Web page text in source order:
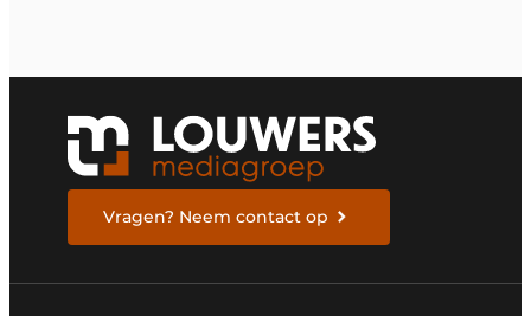
Vragen? Neem contact op